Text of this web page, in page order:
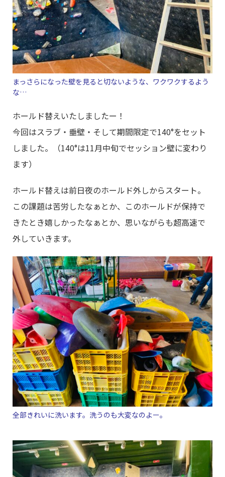
まっさらになった壁を見ると切ないような、ワクワクするよう
な…
ホールド替えいたしましたー！
今回はスラブ・垂壁・そして期間限定で140°をセット
しました。（140°は11月中旬でセッション壁に変わり
ます）
ホールド替えは前日夜のホールド外しからスタート。
この課題は苦労したなぁとか、このホールドが保持で
きたとき嬉しかったなぁとか、思いながらも超高速で
外していきます。
全部きれいに洗います。洗うのも大変なのよー。